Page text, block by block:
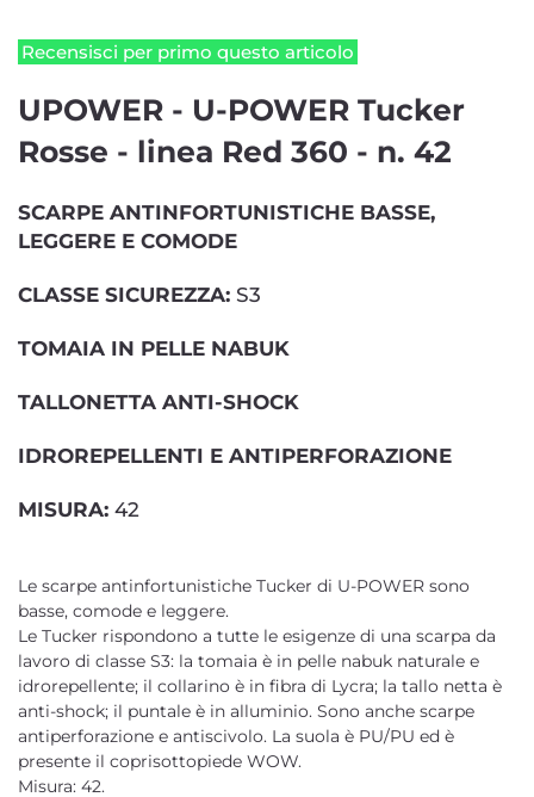
Recensisci per primo questo articolo
UPOWER - U-POWER Tucker
Rosse - linea Red 360 - n. 42
SCARPE ANTINFORTUNISTICHE BASSE,
LEGGERE E COMODE
CLASSE SICUREZZA: S3
TOMAIA IN PELLE NABUK
TALLONETTA ANTI-SHOCK
IDROREPELLENTI E ANTIPERFORAZIONE
MISURA: 42
Le scarpe antinfortunistiche Tucker di U-POWER sono
basse, comode e leggere.
Le Tucker rispondono a tutte le esigenze di una scarpa da
lavoro di classe S3: la tomaia è in pelle nabuk naturale e
idrorepellente; il collarino è in fibra di Lycra; la tallo netta è
anti-shock; il puntale è in alluminio. Sono anche scarpe
antiperforazione e antiscivolo. La suola è PU/PU ed è
presente il coprisottopiede WOW.
Misura: 42.